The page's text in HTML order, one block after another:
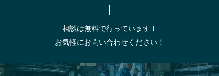
相談は無料で行っています！
お気軽にお問い合わせください！